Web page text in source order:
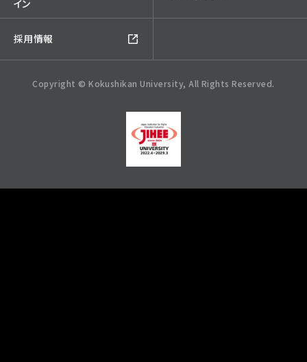
イン
採用情報
Copyright © Kokushikan University, All Rights Reserved.